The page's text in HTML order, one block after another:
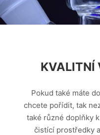
KVALITNÍ
Pokud také máte
chcete pořídit, tak
také různé doplňky
čistící prostředky